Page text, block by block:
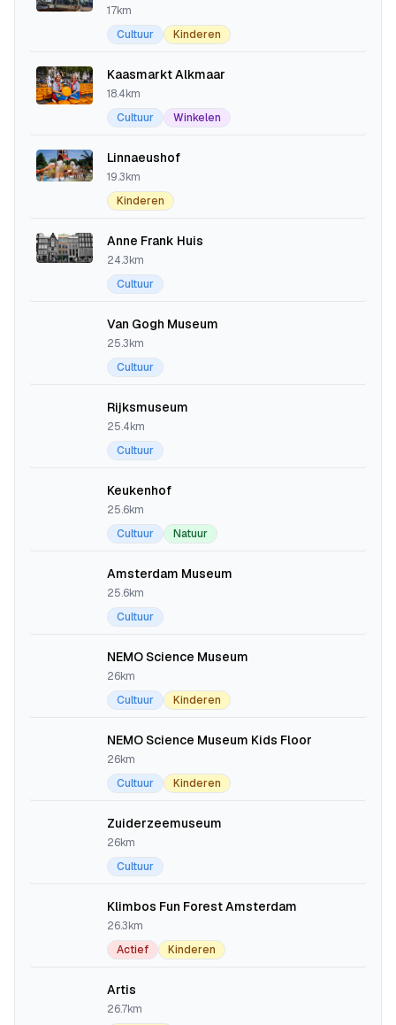
17km
Cultuur
Kinderen
Kaasmarkt Alkmaar
18.4km
Cultuur
Winkelen
Linnaeushof
19.3km
Kinderen
Anne Frank Huis
24.3km
Cultuur
Van Gogh Museum
25.3km
Cultuur
Rijksmuseum
25.4km
Cultuur
Keukenhof
25.6km
Cultuur
Natuur
Amsterdam Museum
25.6km
Cultuur
NEMO Science Museum
26km
Cultuur
Kinderen
NEMO Science Museum Kids Floor
26km
Cultuur
Kinderen
Zuiderzeemuseum
26km
Cultuur
Klimbos Fun Forest Amsterdam
26.3km
Actief
Kinderen
Artis
26.7km